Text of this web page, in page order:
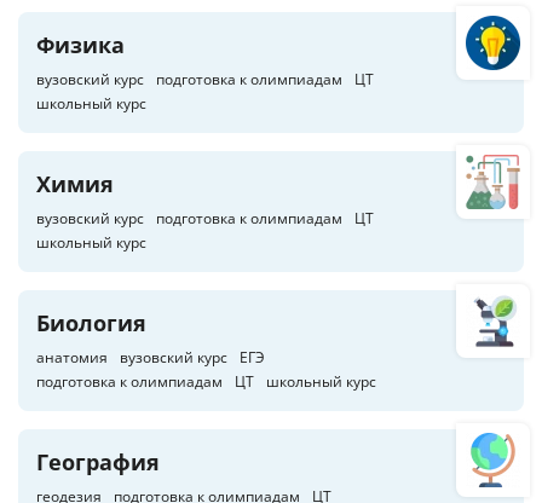
Физика
вузовский курс подготовка к олимпиадам
ЦТ
школьный курс
Химия
вузовский курс подготовка к олимпиадам
ЦТ
школьный курс
Биология
анатомия вузовский курс
ЕГЭ
подготовка к олимпиадам
ЦТ школьный курс
География
геодезия подготовка к олимпиадам
ЦТ